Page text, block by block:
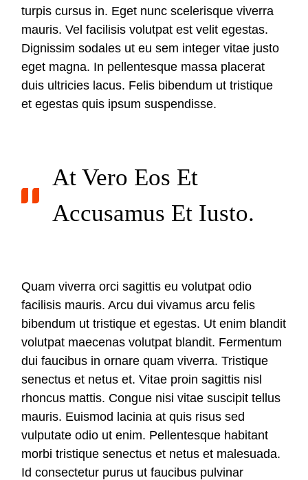
turpis cursus in. Eget nunc scelerisque viverra
mauris. Vel facilisis volutpat est velit egestas.
Dignissim sodales ut eu sem integer vitae justo
eget magna. In pellentesque massa placerat
duis ultricies lacus. Felis bibendum ut tristique
et egestas quis ipsum suspendisse.
At Vero Eos Et
Accusamus Et Iusto.
Quam viverra orci sagittis eu volutpat odio
facilisis mauris. Arcu dui vivamus arcu felis
bibendum ut tristique et egestas. Ut enim blandit
volutpat maecenas volutpat blandit. Fermentum
dui faucibus in ornare quam viverra. Tristique
senectus et netus et. Vitae proin sagittis nisl
rhoncus mattis. Congue nisi vitae suscipit tellus
mauris. Euismod lacinia at quis risus sed
vulputate odio ut enim. Pellentesque habitant
morbi tristique senectus et netus et malesuada.
Id consectetur purus ut faucibus pulvinar